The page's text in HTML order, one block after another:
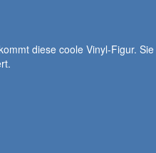
diese coole Vinyl-Figur.